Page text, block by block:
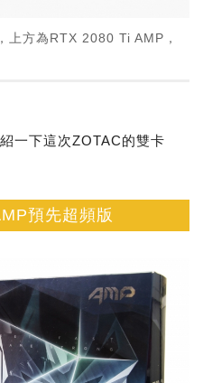
上方為RTX 2080 Ti AMP，
一下這次ZOTAC的雙卡
預先超頻版